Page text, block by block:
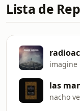
Lista de
imagine
las
nacho